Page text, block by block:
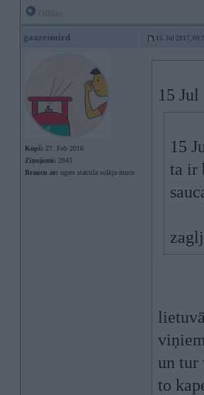
gaazesmird 15. Jul 2017,
Kopš: 27. Feb 2016
Ziņojumi: 2843
Braucu ar: ogres statoila soļkja mucu
15
15
ta ir
un tur
to